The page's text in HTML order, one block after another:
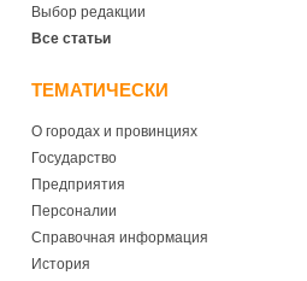
Выбор редакции
Все статьи
ТЕМАТИЧЕСКИ
О городах и провинциях
Государство
Предприятия
Персоналии
Справочная информация
История